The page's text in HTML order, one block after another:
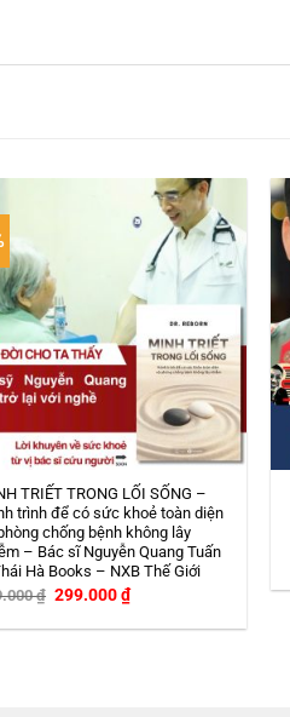
TRIẾT TRONG LỐI SỐNG –
trình để có sức khoẻ toàn diện
chống bệnh không lây
– Bác sĩ Nguyễn Quang Tuấn
Hà Books – NXB Thế Giới
₫ Giá
là:
299.000₫Giá
hiện
tại